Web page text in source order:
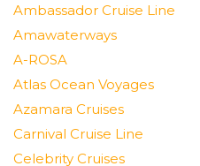
Ambassador Cruise Line
Amawaterways
A-ROSA
Atlas Ocean Voyages
Azamara Cruises
Carnival Cruise Line
Celebrity Cruises